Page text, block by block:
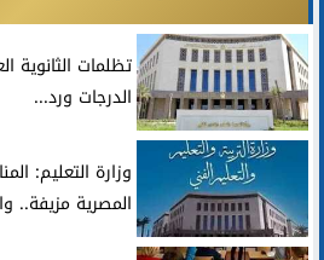
الدرجات ورد...
وزارة التعليم:
المصرية مزيفة..